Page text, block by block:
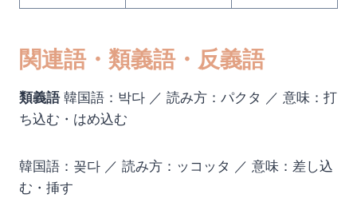
関連語・類義語・反義語
類義語韓国語：박다 ／ 読み方：パクタ ／ 意味：打
ち込む・はめ込む
韓国語：꽂다 ／ 読み方：ッコッタ ／ 意味：差し込
む・挿す